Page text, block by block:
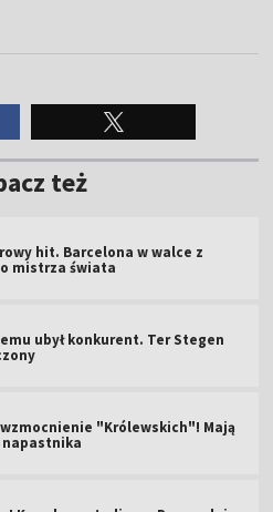
też
hit. Barcelona w walce z
mistrza świata
ubył konkurent. Ter Stegen
"Królewskich"! Mają
napastnika